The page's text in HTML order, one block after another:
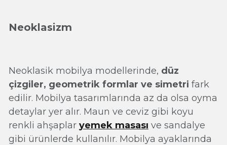
Neoklasizm
Neoklasik mobilya modellerinde, düz
çizgiler, geometrik formlar ve simetri fark
edilir. Mobilya tasarımlarında az da olsa oyma
detaylar yer alır. Maun ve ceviz gibi koyu
renkli ahşaplar yemek masası ve sandalye
gibi ürünlerde kullanılır. Mobilya ayaklarında